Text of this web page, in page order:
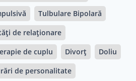
Tulbulare Bipolară
de relaționare
de cuplu Divorț
Doliu
de personalitate